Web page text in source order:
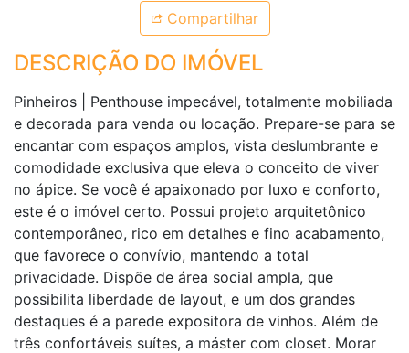
Compartilhar
DESCRIÇÃO DO IMÓVEL
Pinheiros | Penthouse impecável, totalmente mobiliada
e decorada para venda ou locação. Prepare-se para se
encantar com espaços amplos, vista deslumbrante e
comodidade exclusiva que eleva o conceito de viver
no ápice. Se você é apaixonado por luxo e conforto,
este é o imóvel certo. Possui projeto arquitetônico
contemporâneo, rico em detalhes e fino acabamento,
que favorece o convívio, mantendo a total
privacidade. Dispõe de área social ampla, que
possibilita liberdade de layout, e um dos grandes
destaques é a parede expositora de vinhos. Além de
três confortáveis suítes, a máster com closet. Morar